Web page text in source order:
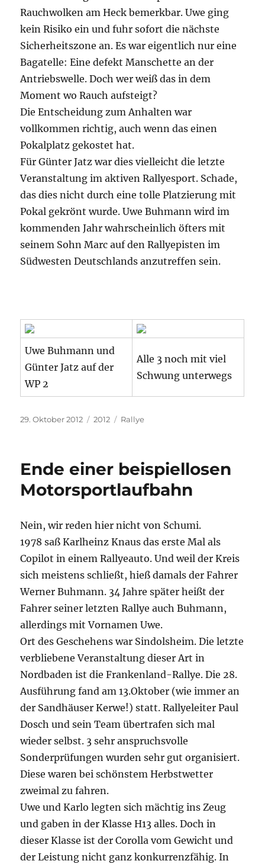
Rauchwolken am Heck bemerkbar. Uwe ging
kein Risiko ein und fuhr sofort die nächste
Sicherheitszone an. Es war eigentlich nur eine
Bagatelle: Eine defekt Manschette an der
Antriebswelle. Doch wer weiß das in dem
Moment wo Rauch aufsteigt?
Die Entscheidung zum Anhalten war
vollkommen richtig, auch wenn das einen
Pokalplatz gekostet hat.
Für Günter Jatz war dies vielleicht die letzte
Veranstaltung im aktiven Rallyesport. Schade,
das dies nicht durch eine tolle Platzierung mit
Pokal gekrönt wurde. Uwe Buhmann wird im
kommenden Jahr wahrscheinlich öfters mit
seinem Sohn Marc auf den Rallyepisten im
Südwesten Deutschlands anzutreffen sein.
Uwe Buhmann und
Günter Jatz auf der
WP 2
Alle 3 noch mit viel
Schwung unterwegs
Veröffentlicht
29. Oktober 2012 Kategorien
2012 Schlagwörter
Rallye
Ende einer beispiellosen
Motorsportlaufbahn
Nein, wir reden hier nicht von Schumi.
1978 saß Karlheinz Knaus das erste Mal als
Copilot in einem Rallyeauto. Und weil der Kreis
sich meistens schließt, hieß damals der Fahrer
Werner Buhmann. 34 Jahre später heißt der
Fahrer seiner letzten Rallye auch Buhmann,
allerdings mit Vornamen Uwe.
Ort des Geschehens war Sindolsheim. Die letzte
verbliebene Veranstaltung dieser Art in
Nordbaden ist die Frankenland-Rallye. Die 28.
Ausführung fand am 13.Oktober (wie immer an
der Sandhäuser Kerwe!) statt. Rallyeleiter Paul
Dosch und sein Team übertrafen sich mal
wieder selbst. 3 sehr anspruchsvolle
Sonderprüfungen wurden sehr gut organisiert.
Diese waren bei schönstem Herbstwetter
zweimal zu fahren.
Uwe und Karlo legten sich mächtig ins Zeug
und gaben in der Klasse H13 alles. Doch in
dieser Klasse ist der Corolla vom Gewicht und
der Leistung nicht ganz konkurrenzfähig. In